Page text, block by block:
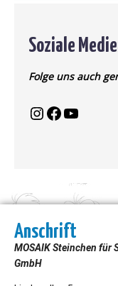
Soziale
Folge uns auch
Anschrift
MOSAIK Steinchen für
GmbH